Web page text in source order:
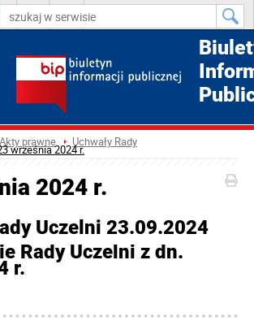
A A A
Akty prawne Uchwały Rady
września 2024 r.
2024 r.
Uczelni 23.09.2024
Rady Uczelni z dn.
r.